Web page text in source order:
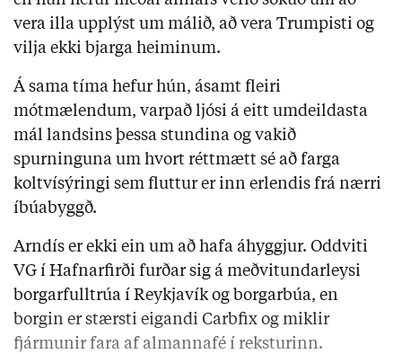
vera illa upplýst um málið, að vera Trumpisti og
vilja ekki bjarga heiminum.
Á sama tíma hefur hún, ásamt fleiri
mótmælendum, varpað ljósi á eitt umdeildasta
mál landsins þessa stundina og vakið
spurninguna um hvort réttmætt sé að farga
koltvísýringi sem fluttur er inn erlendis frá nærri
íbúabyggð.
Arndís er ekki ein um að hafa áhyggjur. Oddviti
VG í Hafnarfirði furðar sig á meðvitundarleysi
borgarfulltrúa í Reykjavík og borgarbúa, en
borgin er stærsti eigandi Carbfix og miklir
fjármunir fara af almannafé í reksturinn.